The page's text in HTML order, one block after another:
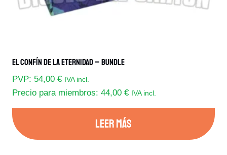
El Confín De La Eternidad – Bundle
PVP: 54,00 € IVA incl.
Precio para miembros: 44,00 € IVA incl.
LEER MÁS